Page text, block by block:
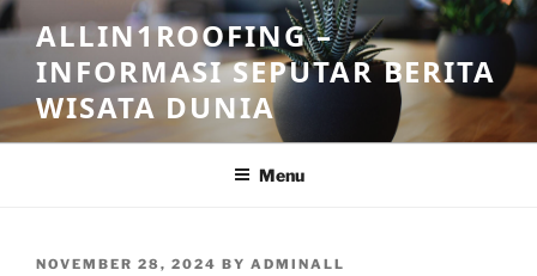
Skip
to
content
ALLIN1ROOFING –
INFORMASI SEPUTAR BERITA
WISATA DUNIA
Menu
POSTED
NOVEMBER 28, 2024 BY ADMINALL